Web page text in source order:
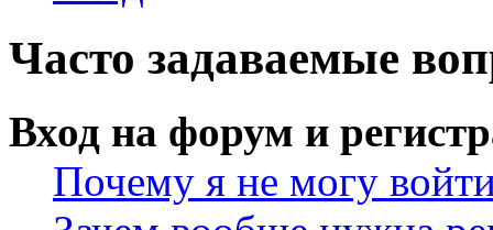
Часто задаваемые
Вход на форум и
Почему я не могу